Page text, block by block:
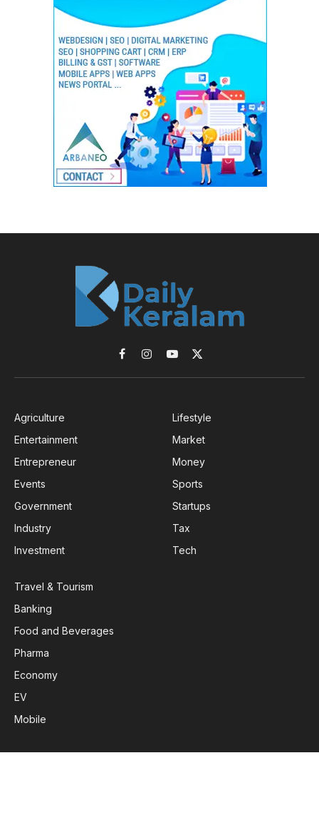
Facebook
InstagramYouTube
X
(Twitter)
Agriculture
Entertainment
Entrepreneur
Events
Government
Industry
Investment
Lifestyle
Market
Money
Sports
Startups
Tax
Tech
Travel & Tourism
Banking
Food and Beverages
Pharma
Economy
EV
Mobile